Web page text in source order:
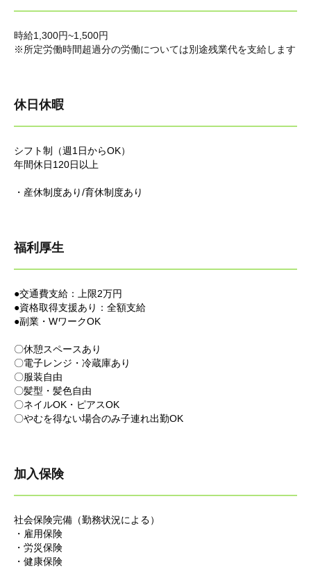
時給1,300円~1,500円
※所定労働時間超過分の労働については別途残業代を支給します
休日休暇
シフト制（週1日からOK）
年間休日120日以上
・産休制度あり/育休制度あり
福利厚生
●交通費支給：上限2万円
●資格取得支援あり：全額支給
●副業・WワークOK
〇休憩スペースあり
〇電子レンジ・冷蔵庫あり
〇服装自由
〇髪型・髪色自由
〇ネイルOK・ピアスOK
〇やむを得ない場合のみ子連れ出勤OK
加入保険
社会保険完備（勤務状況による）
・雇用保険
・労災保険
・健康保険